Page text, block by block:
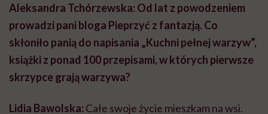
Aleksandra Tchórzewska: Od lat z powodzeniem
prowadzi pani bloga Pieprzyć z fantazją. Co
skłoniło panią do napisania „Kuchni pełnej warzyw”,
książki z ponad 100 przepisami, w których pierwsze
skrzypce grają warzywa?
Lidia Bawolska: Całe swoje życie mieszkam na wsi.